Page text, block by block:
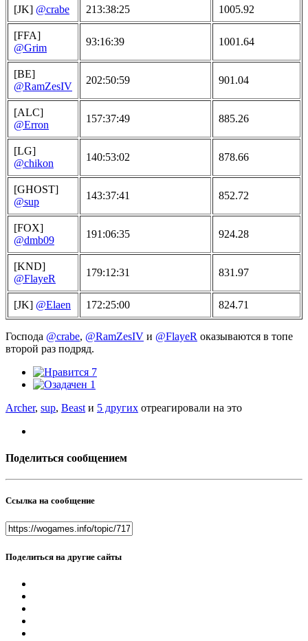
[JK] @crabe 213:38:25 1005.92
[FFA]
@Grim
93:16:39 1001.64
[BE]
@RamZesIV
202:50:59 901.04
[ALC]
@Erron
157:37:49 885.26
[LG]
@chikon
140:53:02 878.66
[GHOST]
@sup
143:37:41 852.72
[FOX]
@dmb09
191:06:35 924.28
[KND]
@FlayeR
179:12:31 831.97
[JK] @Elaen 172:25:00 824.71
Господа @crabe, @RamZesIV и @FlayeR оказываются в топе
второй раз подряд.
7
1
Archer, sup, Beast и 5 других отреагировали на это
Поделиться сообщением
Ссылка на сообщение
Поделиться на другие сайты